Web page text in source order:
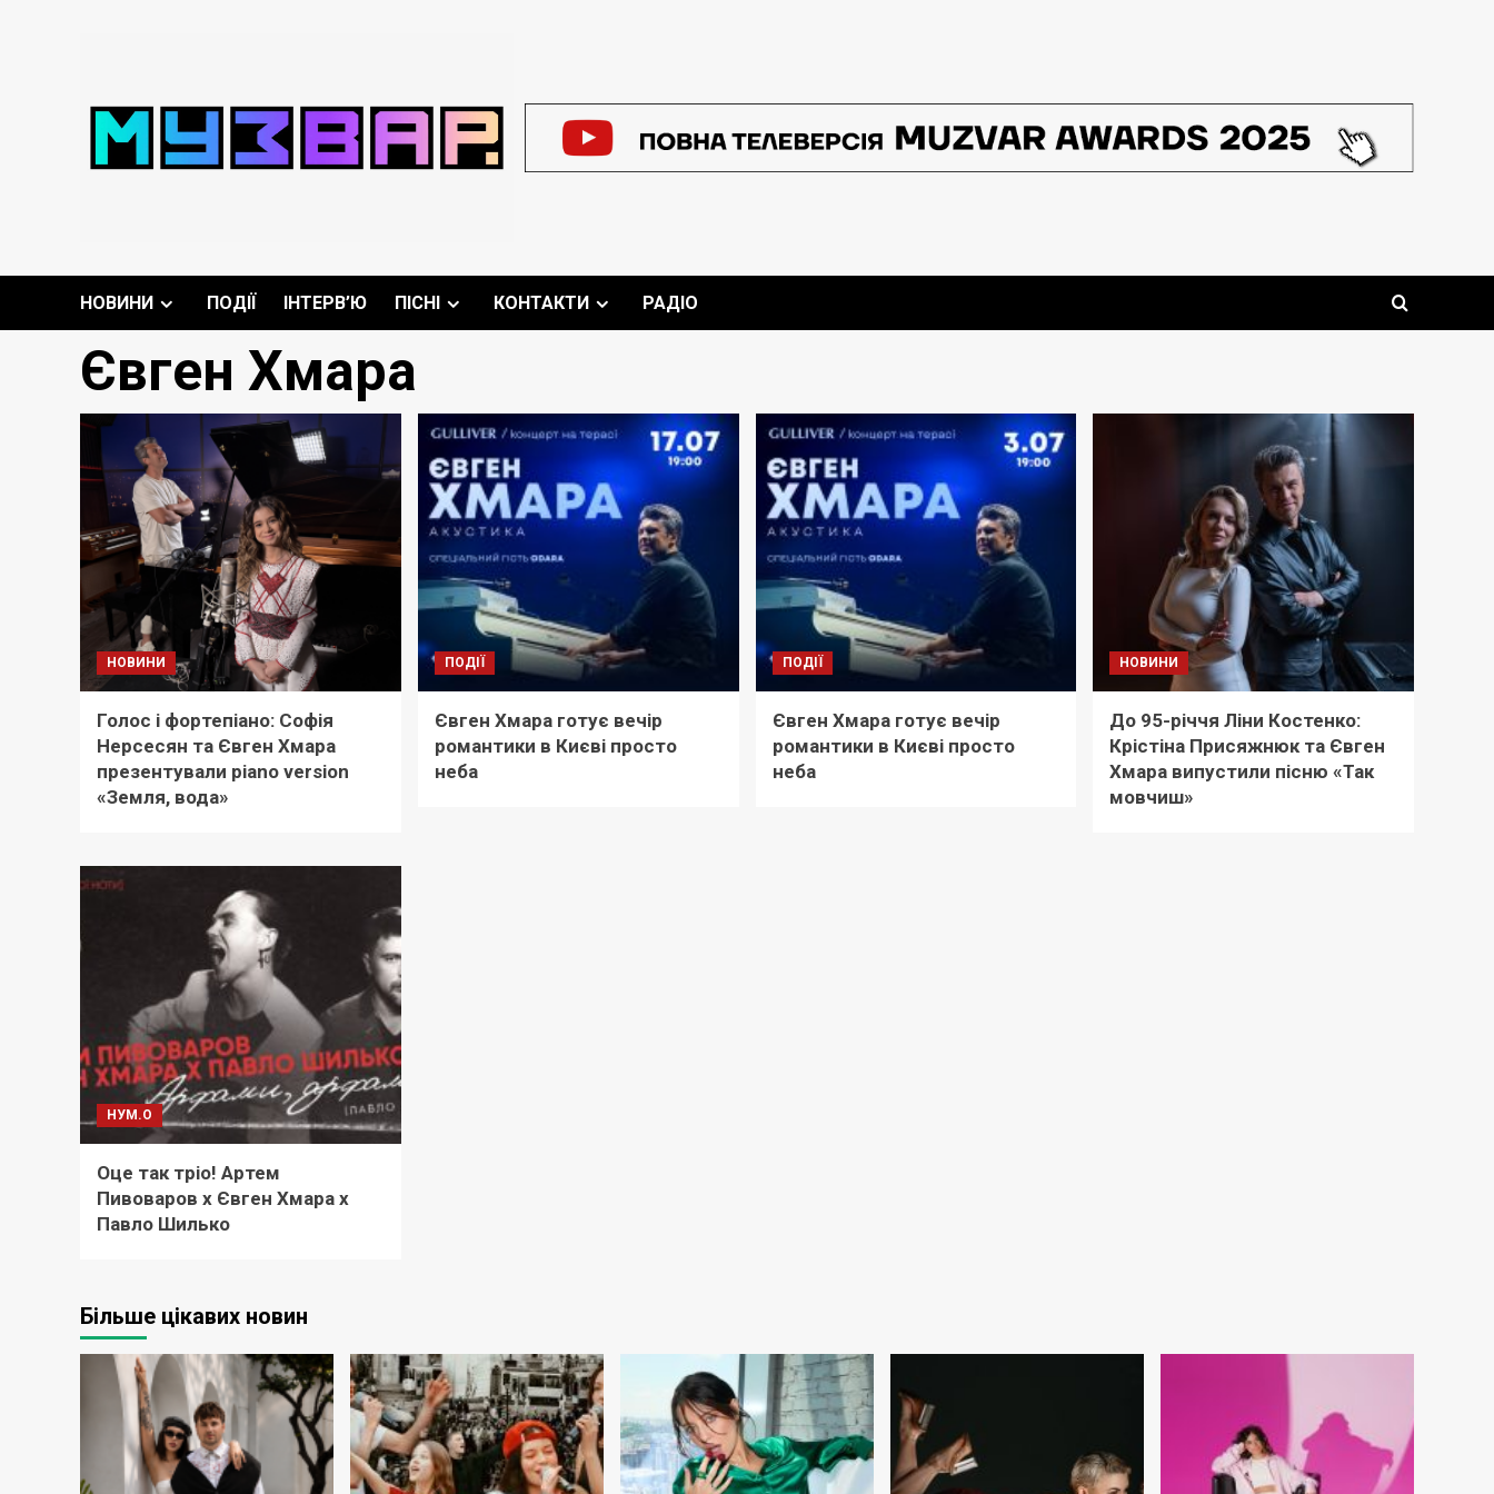
НОВИНИ ПОДІЇ ІНТЕРВ’Ю ПІСНІ КОНТАКТИ РАДІО
Євген Хмара
НОВИНИ
Голос і фортепіано: Софія
Нерсесян та Євген Хмара
презентували piano version
«Земля, вода»
ПОДІЇ
Євген Хмара готує вечір
романтики в Києві просто
неба
ПОДІЇ
Євген Хмара готує вечір
романтики в Києві просто
неба
НОВИНИ
До 95-річчя Ліни Костенко:
Крістіна Присяжнюк та Євген
Хмара випустили пісню «Так
мовчиш»
НУМ.О
Оце так тріо! Артем
Пивоваров x Євген Хмара x
Павло Шилько
Більше цікавих новин